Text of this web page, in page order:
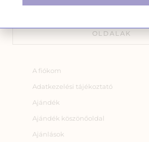
OLDALAK
A fiókom
Adatkezelési tájékoztató
Ajándék
Ajándék köszönőoldal
Ajánlások